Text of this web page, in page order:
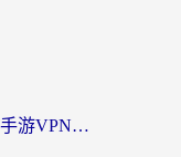
ChickCN VPN好用吗？和奇游手游VPN对比哪个回国效果更好？海外党亲测实用指南